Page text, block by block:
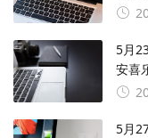
5月
安喜
5月